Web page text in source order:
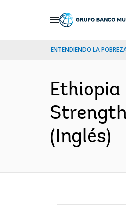
ENTENDIENDO LA
Ethiopia
(Inglés)